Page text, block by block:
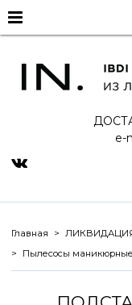
e-
Главная
Пылесосы